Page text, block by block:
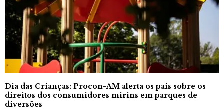
Dia das Crianças: Procon-AM alerta os pais sobre os
direitos dos consumidores mirins em parques de
diversões